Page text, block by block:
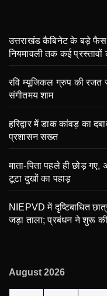
उत्तराखंड कैबिनेट के बड़े
नियमावली तक कई प्रस्तावों
रवि म्यूजिकल ग्रुप की रजत
संगीतमय शाम
हरिद्वार में डाक कांवड़ का
प्रशासन सख्त
माता-पिता पहले ही छोड़
टूटा दुखों का पहाड़
NIEPVD में दृष्टिबाधित
जड़ा ताला; प्रबंधन ने शुरू
August 2026